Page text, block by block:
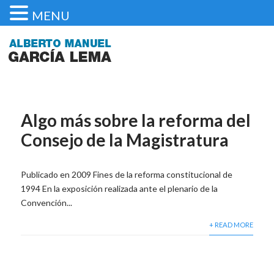
Algo más sobre la reforma del
Consejo de la Magistratura
Publicado en 2009 Fines de la reforma constitucional de
1994 En la exposición realizada ante el plenario de la
Convención...
+ READ MORE
MENU